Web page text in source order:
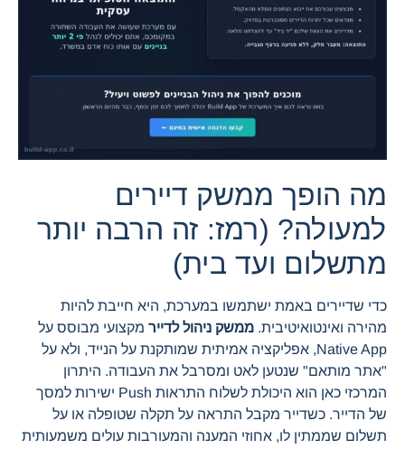
מה הופך ממשק דיירים
למעולה? (רמז: זה הרבה יותר
מתשלום ועד בית)
כדי שדיירים באמת ישתמשו במערכת, היא חייבת להיות
מהירה ואינטואיטיבית. ממשק ניהול לדייר מקצועי מבוסס על
Native App, אפליקציה אמיתית שמותקנת על הנייד, ולא על
"אתר מותאם" שנטען לאט ומסרבל את העבודה. היתרון
המרכזי כאן הוא היכולת לשלוח התראות Push ישירות למסך
של הדייר. כשדייר מקבל התראה על תקלה שטופלה או על
תשלום שממתין לו, אחוזי המענה והמעורבות עולים משמעותית